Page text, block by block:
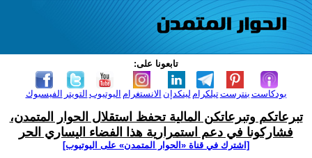
تابعونا على:
الفيسبوك التويتر اليوتيوب الانستغرام لينكدإن تيلكرامبنترست بودكاست
تبرعاتكم وتبرعاتكن المالية تحفظ استقلال الحوار المتمدن،
فشاركونا في دعم استمرارية هذا الفضاء اليساري الحر
[اشترك في قناة ‫«الحوار المتمدن» على اليوتيوب]